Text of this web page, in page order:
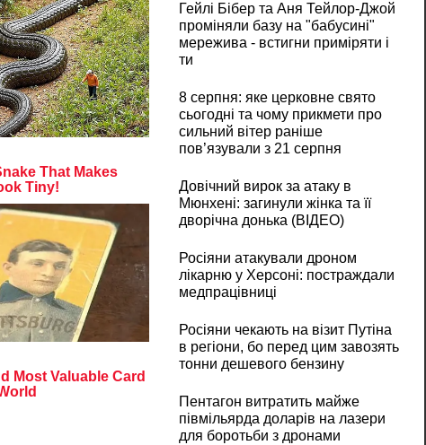
Гейлі Бібер та Аня Тейлор-Джой
проміняли базу на "бабусині"
мережива - встигни приміряти і
ти
8 серпня: яке церковне свято
сьогодні та чому прикмети про
сильний вітер раніше
пов’язували з 21 серпня
Довічний вирок за атаку в
Мюнхені: загинули жінка та її
дворічна донька (ВІДЕО)
Росіяни атакували дроном
лікарню у Херсоні: постраждали
медпрацівниці
Росіяни чекають на візит Путіна
в регіони, бо перед цим завозять
тонни дешевого бензину
Пентагон витратить майже
півмільярда доларів на лазери
для боротьби з дронами